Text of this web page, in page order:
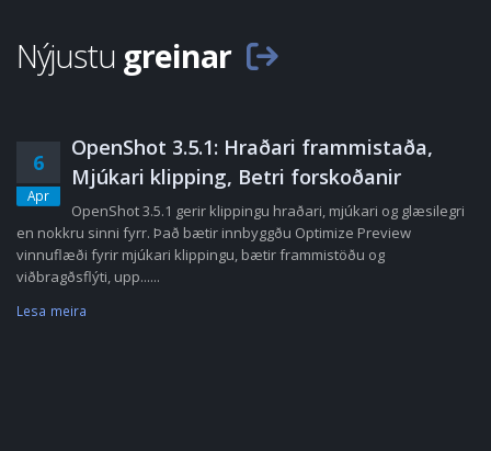
Nýjustu greinar
6
Apr
OpenShot 3.5.1: Hraðari frammistaða,
Mjúkari klipping, Betri forskoðanir
OpenShot 3.5.1 gerir klippingu hraðari, mjúkari og glæsilegri
en nokkru sinni fyrr. Það bætir innbyggðu Optimize Preview
vinnuflæði fyrir mjúkari klippingu, bætir frammistöðu og
viðbragðsflýti, upp......
Lesa meira